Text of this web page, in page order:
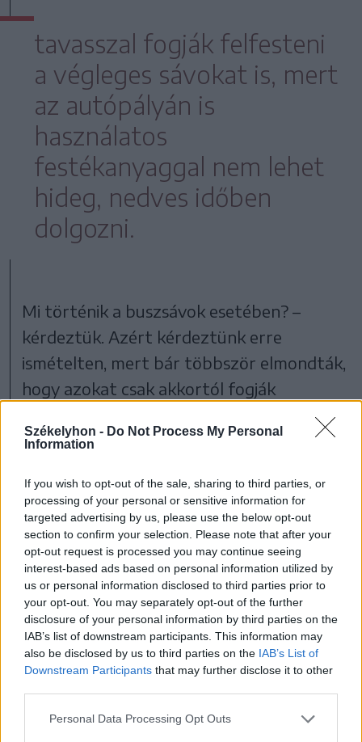
Székelyhon - Do Not Process My Personal
Information
If you wish to opt-out of the sale, sharing to third parties, or
processing of your personal or sensitive information for
targeted advertising by us, please use the below opt-out
section to confirm your selection. Please note that after your
opt-out request is processed you may continue seeing
interest-based ads based on personal information utilized by
us or personal information disclosed to third parties prior to
your opt-out. You may separately opt-out of the further
disclosure of your personal information by third parties on the
IAB’s list of downstream participants. This information may
also be disclosed by us to third parties on the IAB’s List of
Downstream Participants that may further disclose it to other
Personal Data Processing Opt Outs
tavasszal fogják felfesteni
a végleges sávokat is, mert
az autópályán is
használatos
festékanyaggal nem lehet
hideg, nedves időben
dolgozni.
Mi történik a buszsávok esetében? –
kérdeztük. Azért kérdeztünk erre
ismételten, mert bár többször elmondták,
hogy azokat csak akkortól fogják
kizárólag a tömegközlekedési eszközök
használni, amikor kész lesznek a
folytonos vonal választja el a másik
gépkocsisávtól, ellehetetlenítve a
szabályos sávváltást. Az illetékes ezzel
kapcsolatban elmondta, benyújtottak egy
kérést a közlekedési rendőrséghez,
amelyben megjelölték azokat a helyeket,
ahol a jelenlegi folytonos vonal helyet
szaggatott vonalat szeretnének
alkalmazni. Mint megtudtuk, egyelőre
nem kaptak választ, de amúgy is csak